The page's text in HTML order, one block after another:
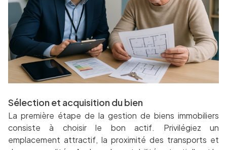
Sélection et acquisition du bien
La première étape de la gestion de biens immobiliers
consiste à choisir le bon actif. Privilégiez un
emplacement attractif, la proximité des transports et